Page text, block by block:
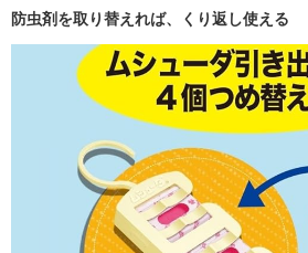
防虫剤を取り替えれば、くり返し使える